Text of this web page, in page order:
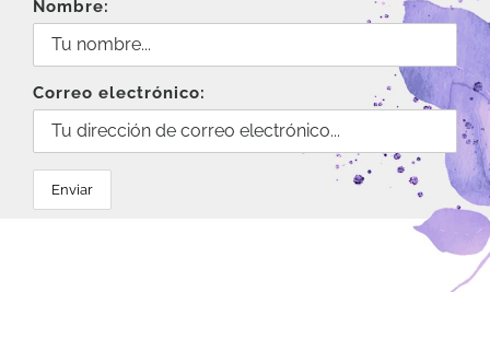
Nombre:
Correo electrónico: